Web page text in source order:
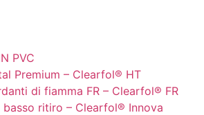
PVC
Premium – Clearfol® HT
di fiamma FR – Clearfol® FR
basso ritiro – Clearfol® Innova